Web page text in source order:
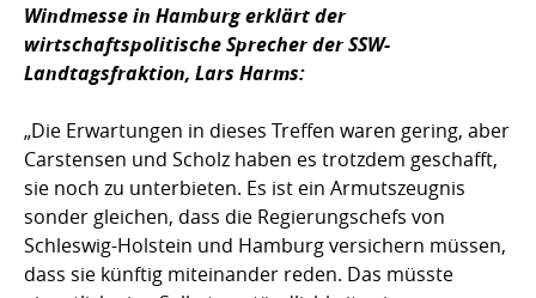
Windmesse in Hamburg erklärt der
wirtschaftspolitische Sprecher der SSW-
Landtagsfraktion, Lars Harms:
„Die Erwartungen in dieses Treffen waren gering, aber
Carstensen und Scholz haben es trotzdem geschafft,
sie noch zu unterbieten. Es ist ein Armutszeugnis
sonder gleichen, dass die Regierungschefs von
Schleswig-Holstein und Hamburg versichern müssen,
dass sie künftig miteinander reden. Das müsste